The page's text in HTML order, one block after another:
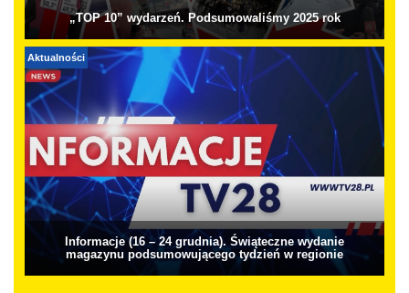
„TOP 10” wydarzeń. Podsumowaliśmy 2025 rok
Aktualności
Informacje (16 – 24 grudnia). Świąteczne wydanie
magazynu podsumowującego tydzień w regionie